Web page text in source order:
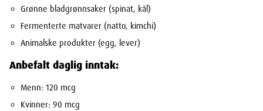
Grønne bladgrønnsaker (spinat, kål)
Fermenterte matvarer (natto, kimchi)
Animalske produkter (egg, lever)
Anbefalt daglig inntak:
Menn: 120 mcg
Kvinner: 90 mcg